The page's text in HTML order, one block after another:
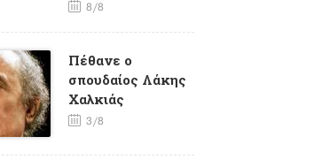
8/8
Πέθανε ο
σπουδαίος Λάκης
Χαλκιάς
3/8